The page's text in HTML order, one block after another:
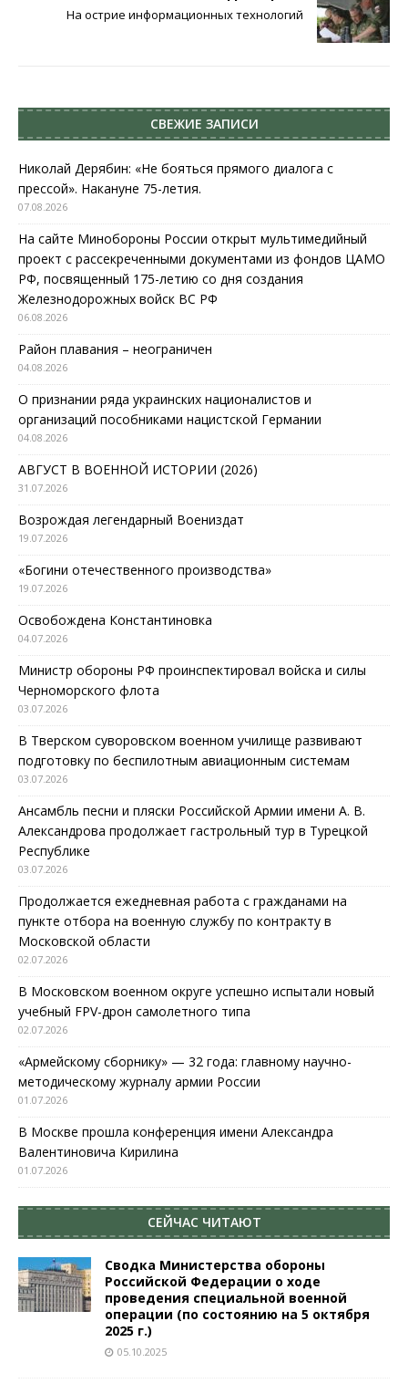
На острие информационных технологий
СВЕЖИЕ ЗАПИСИ
Николай Дерябин: «Не бояться прямого диалога с
прессой». Накануне 75-летия.
07.08.2026
На сайте Минобороны России открыт мультимедийный
проект с рассекреченными документами из фондов ЦАМО
РФ, посвященный 175-летию со дня создания
Железнодорожных войск ВС РФ
06.08.2026
Район плавания – неограничен
04.08.2026
О признании ряда украинских националистов и
организаций пособниками нацистской Германии
04.08.2026
АВГУСТ В ВОЕННОЙ ИСТОРИИ (2026)
31.07.2026
Возрождая легендарный Воениздат
19.07.2026
«Богини отечественного производства»
19.07.2026
Освобождена Константиновка
04.07.2026
Министр обороны РФ проинспектировал войска и силы
Черноморского флота
03.07.2026
В Тверском суворовском военном училище развивают
подготовку по беспилотным авиационным системам
03.07.2026
Ансамбль песни и пляски Российской Армии имени А. В.
Александрова продолжает гастрольный тур в Турецкой
Республике
03.07.2026
Продолжается ежедневная работа с гражданами на
пункте отбора на военную службу по контракту в
Московской области
02.07.2026
В Московском военном округе успешно испытали новый
учебный FPV-дрон самолетного типа
02.07.2026
«Армейскому сборнику» — 32 года: главному научно-
методическому журналу армии России
01.07.2026
В Москве прошла конференция имени Александра
Валентиновича Кирилина
01.07.2026
СЕЙЧАС ЧИТАЮТ
Сводка Министерства обороны
Российской Федерации о ходе
проведения специальной военной
операции (по состоянию на 5 октября
2025 г.)
05.10.2025